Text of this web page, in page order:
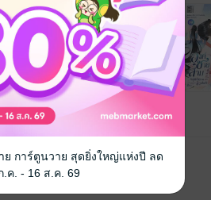
ย การ์ตูนวาย สุดยิ่งใหญ่แห่งปี ลด
ค. - 16 ส.ค. 69